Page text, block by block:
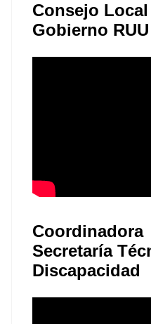
Consejo
Gobierno RUU
Coordinadora
Secretaría
Discapacidad